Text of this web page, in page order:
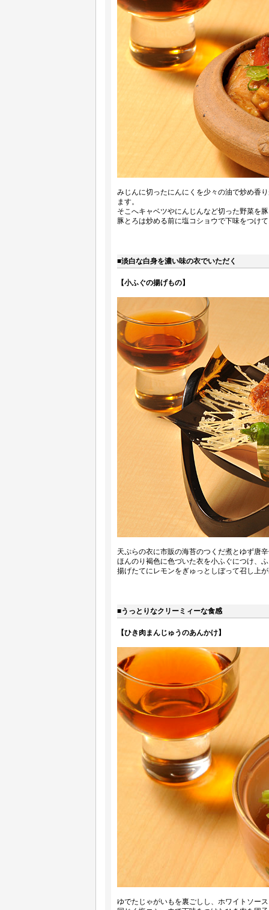
みじんに切ったにんにくを少々の油で炒め香
ます。
そこへキャベツやにんじんなど切った野菜を
豚とろは炒める前に塩コショウで下味をつけ
■淡白な白身を濃い味の衣でいただく
【小ふぐの揚げもの】
天ぷらの衣に市販の海苔のつくだ煮とゆず唐
ほんのり褐色に色づいた衣を小ふぐにつけ、
揚げたてにレモンをぎゅっとしぼって召し上
■うっとりなクリーミィーな食感
【ひき肉まんじゅうのあんかけ】
ゆでたじゃがいもを裏ごしし、ホワイトソー